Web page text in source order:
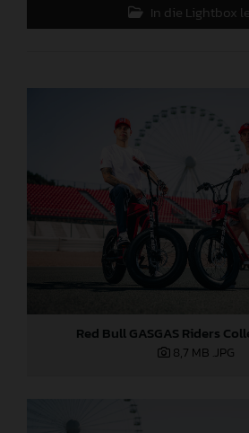
In die Lightbox
Red Bull GASGAS Riders
8,7 MB .JPG